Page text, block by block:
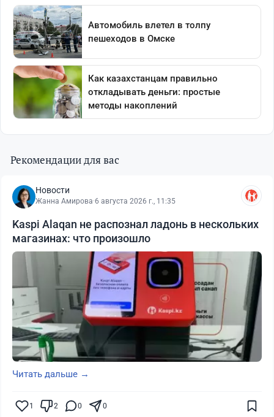
Рекомендации для вас
Новости
Жанна Амирова·6 августа 2026 г., 11:35
Kaspi Alaqan не распознал ладонь в нескольких
магазинах: что произошло
Читать дальше →
1 2 0 0